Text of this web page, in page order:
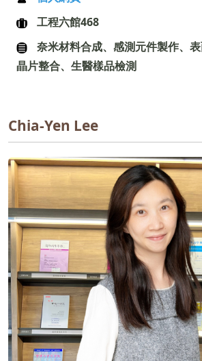
工程六館468
奈米材料合成、感測元件製作、
晶片整合、生醫樣品檢測
Chia-Yen Lee